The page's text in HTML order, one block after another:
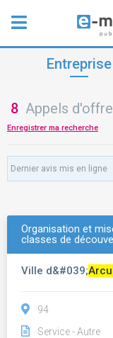
Entreprise
8 Appels
Enregistrer ma recherche
Organisation et
classes de
Ville d&#039;
94
Service - Autre